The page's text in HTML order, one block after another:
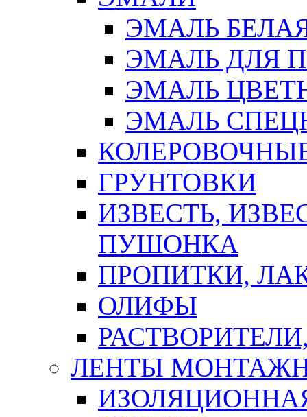
ЭМАЛЬ
ЭМАЛЬ ДЛЯ
ЭМАЛЬ
ЭМАЛЬ
ГРУНТОВКИ
ИЗВЕСТЬ,
ПУШОНКА
ПРОПИТКИ,
ОЛИФЫ
ЛЕНТЫ